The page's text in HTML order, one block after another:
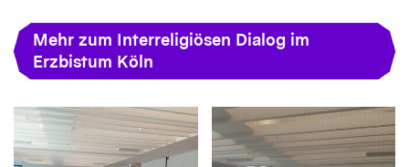
Mehr zum Interreligiösen Dialog im
Erzbistum Köln